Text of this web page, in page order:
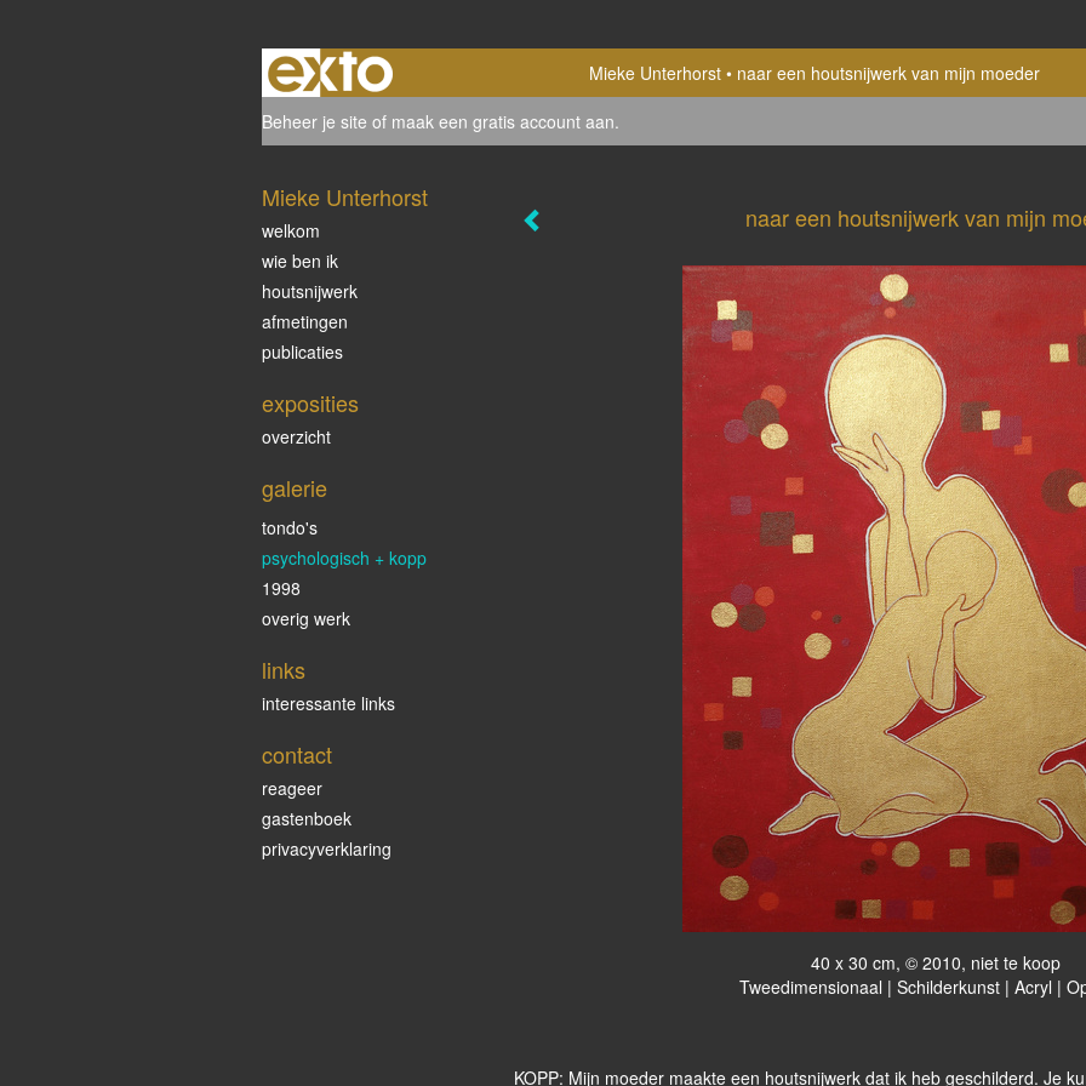
Mieke Unterhorst
naar een houtsnijwerk van mijn moeder
Beheer je site of maak een gratis account aan.
naar een houtsnijwerk van mijn
40 x 30 cm, © 2010, niet te koop
Tweedimensionaal | Schilderkunst | Acryl |
KOPP: Mijn moeder maakte een houtsnijwerk dat ik heb geschilderd. Je
Mieke Unterhorst
welkom
wie ben ik
houtsnijwerk
afmetingen
publicaties
exposities
overzicht
galerie
tondo's
psychologisch + kopp
1998
overig werk
links
interessante links
contact
reageer
gastenboek
privacyverklaring